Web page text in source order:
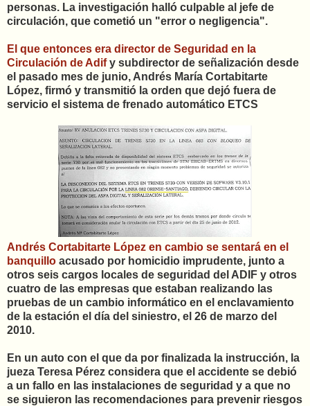
personas. La investigación halló culpable al jefe de
circulación, que cometió un "error o negligencia".
El que entonces era director de Seguridad en la
Circulación de Adify subdirector de señalización desde
el pasado mes de junio, Andrés María Cortabitarte
López, firmó y transmitió la orden que dejó fuera de
servicio el sistema de frenado automático ETCS
Andrés Cortabitarte López en cambio se sentará en el
banquillo acusado por homicidio imprudente, junto a
otros seis cargos locales de seguridad del ADIF y otros
cuatro de las empresas que estaban realizando las
pruebas de un cambio informático en el enclavamiento
de la estación el día del siniestro, el 26 de marzo del
2010.
En un auto con el que da por finalizada la instrucción, la
jueza Teresa Pérez considera que el accidente se debió
a un fallo en las instalaciones de seguridad y a que no
se siguieron las recomendaciones para prevenir riesgos